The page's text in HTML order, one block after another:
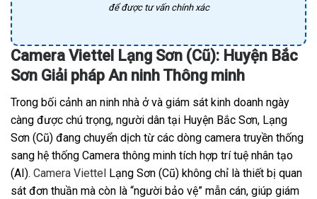
để được tư vấn chính xác
Camera Viettel Lạng Sơn (Cũ): Huyện Bắc
Sơn Giải pháp An ninh Thông minh
Trong bối cảnh an ninh nhà ở và giám sát kinh doanh ngày
càng được chú trọng, người dân tại Huyện Bắc Sơn, Lạng
Sơn (Cũ) đang chuyển dịch từ các dòng camera truyền thống
sang hệ thống Camera thông minh tích hợp trí tuệ nhân tạo
(AI). Camera Viettel Lạng Sơn (Cũ) không chỉ là thiết bị quan
sát đơn thuần mà còn là “người bảo vệ” mẫn cán, giúp giám